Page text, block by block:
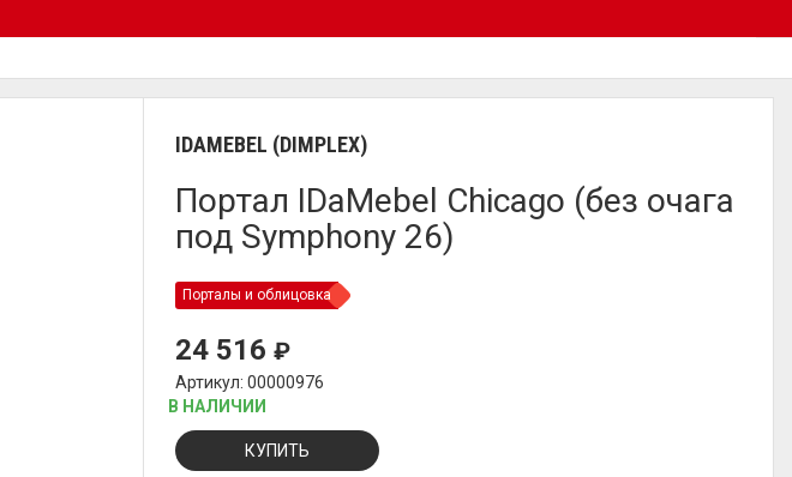
IDAMEBEL (DIMPLEX)
Портал IDaMebel Chicago (без очага
под Symphony 26)
Порталы и облицовка
24 516₽
Артикул: 00000976
В НАЛИЧИИ
КУПИТЬ